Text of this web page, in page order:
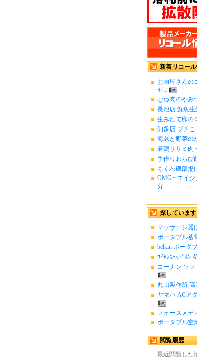
新着リコー
お肉屋さんの
ゼ...
むね肉のやみ
長池店 鮮魚生
生みたて卵の
知多店 プチ
海老と野菜の
若鶏ササミ肉
手作りわらび
ちくわ磯部揚
OMG+ エイジ
分...
探していま
マッサージ器
ポータブル蓄
belkin ポータ
ﾜｲﾔﾚｽﾍｯﾄﾞﾎﾝ
コーナン ソフ
丸山製作所 高
ヤマハ ACア
フォースメデ
ポータブル空
閲覧履歴
最近閲覧した